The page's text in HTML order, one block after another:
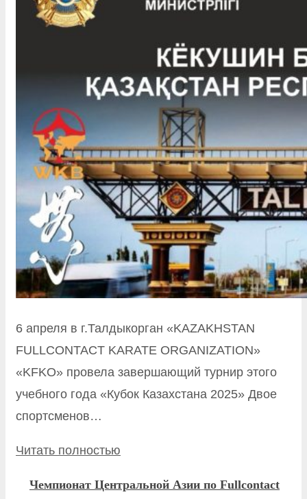
6 апреля в г.Талдыкорган «KAZAKHSTAN
FULLCONTACT KARATE ORGANIZATION»
«KFKO» провела завершающий турнир этого
учебного года «Кубок Казахстана 2025» Двое
спортсменов…
Читать полностью
Чемпионат Центральной Азии по Fullcontact